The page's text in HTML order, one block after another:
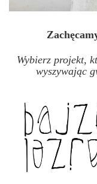
Wybierz projekt,
wyszywając